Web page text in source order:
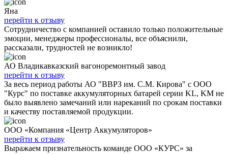
Яна
перейти к отзыву
Сотрудничество с компанией оставило только положительные
эмоции, менеджеры профессионалы, все объяснили,
рассказали, трудностей не возникло!
АО Владикавказский вагоноремонтный завод
перейти к отзыву
За весь период работы АО "ВВРЗ им. С.М. Кирова" с ООО
"Курс" по поставке аккумуляторных батарей серии KL, KM не
было выявлено замечаний или нареканий по срокам поставки
и качеству поставляемой продукции.
ООО «Компания «Центр Аккумуляторов»
перейти к отзыву
Выражаем признательность команде ООО «КУРС» за